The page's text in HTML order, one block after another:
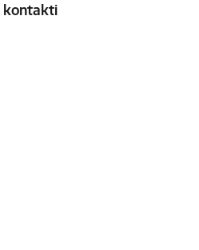
kontakti